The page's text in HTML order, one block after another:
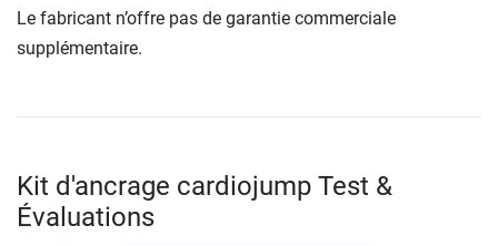
Le fabricant n’offre pas de garantie commerciale
supplémentaire.
Kit d'ancrage cardiojump Test &
Évaluations